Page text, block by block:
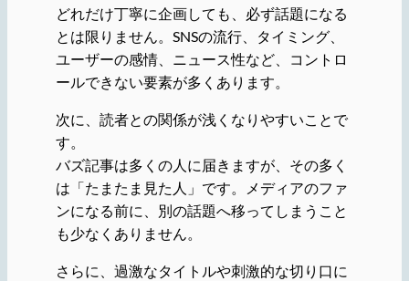
どれだけ丁寧に企画しても、必ず話題になる
とは限りません。SNSの流行、タイミング、
ユーザーの感情、ニュース性など、コントロ
ールできない要素が多くあります。
次に、読者との関係が浅くなりやすいことで
す。
バズ記事は多くの人に届きますが、その多く
は「たまたま見た人」です。メディアのファ
ンになる前に、別の話題へ移ってしまうこと
も少なくありません。
さらに、過激なタイトルや刺激的な切り口に